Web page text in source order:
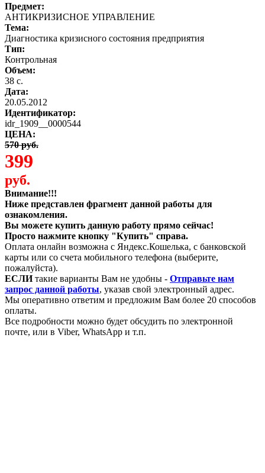
Предмет:
АНТИКРИЗИСНОЕ УПРАВЛЕНИЕ
Тема:
Диагностика кризисного состояния предприятия
Тип:
Контрольная
Объем:
38 с.
Дата:
20.05.2012
Идентификатор:
idr_1909__0000544
ЦЕНА:
570 руб.
399
руб.
Внимание!!!
Ниже представлен фрагмент данной работы для
ознакомления.
Вы можете купить данную работу прямо сейчас!
Просто нажмите кнопку "Купить" справа.
Оплата онлайн возможна с Яндекс.Кошелька, с банковской
карты или со счета мобильного телефона (выберите,
пожалуйста).
ЕСЛИтакие варианты Вам не удобны - Отправьте нам
запрос данной работы, указав свой электронный адрес.
Мы оперативно ответим и предложим Вам более 20 способов
оплаты.
Все подробности можно будет обсудить по электронной
почте, или в Viber, WhatsApp и т.п.